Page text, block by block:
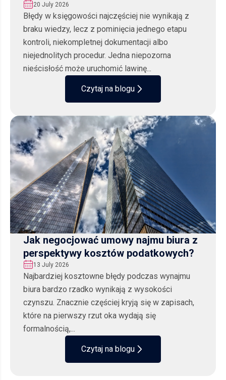
20 July 2026
Błędy w księgowości najczęściej nie wynikają z
braku wiedzy, lecz z pominięcia jednego etapu
kontroli, niekompletnej dokumentacji albo
niejednolitych procedur. Jedna niepozorna
nieścisłość może uruchomić lawinę...
Czytaj na blogu
Jak negocjować umowy najmu biura z
perspektywy kosztów podatkowych?
13 July 2026
Najbardziej kosztowne błędy podczas wynajmu
biura bardzo rzadko wynikają z wysokości
czynszu. Znacznie częściej kryją się w zapisach,
które na pierwszy rzut oka wydają się
formalnością,...
Czytaj na blogu